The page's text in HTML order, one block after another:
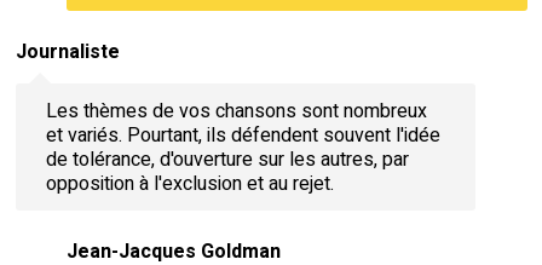
Journaliste
Les thèmes de vos chansons sont nombreux
et variés. Pourtant, ils défendent souvent l'idée
de tolérance, d'ouverture sur les autres, par
opposition à l'exclusion et au rejet.
Jean-Jacques Goldman